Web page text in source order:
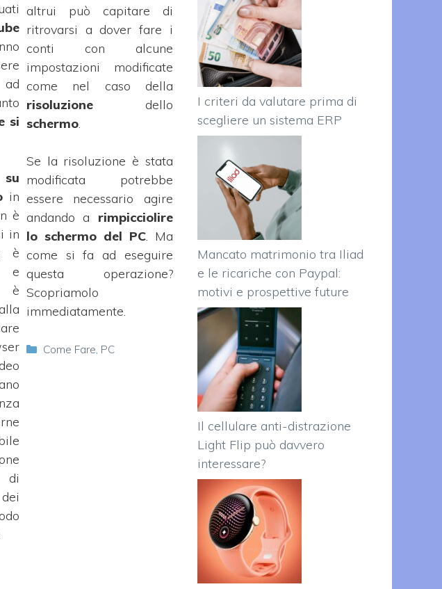
si
in
è
in
è
e
è
di
altrui può capitare di
ritrovarsi a dover fare i
conti con alcune
impostazioni modificate
come nel caso della
risoluzionedello
schermo.
Se la risoluzione è stata
modificata potrebbe
essere necessario agire
andando a rimpicciolire
lo schermo del PC. Ma
come si fa ad eseguire
questa operazione?
Scopriamolo
immediatamente.
Categorie
Come Fare PC
I criteri da valutare prima di
scegliere un sistema ERP
Mancato matrimonio tra Iliad
e le ricariche con Paypal:
motivi e prospettive future
Il cellulare anti-distrazione
Light Flip può davvero
interessare?